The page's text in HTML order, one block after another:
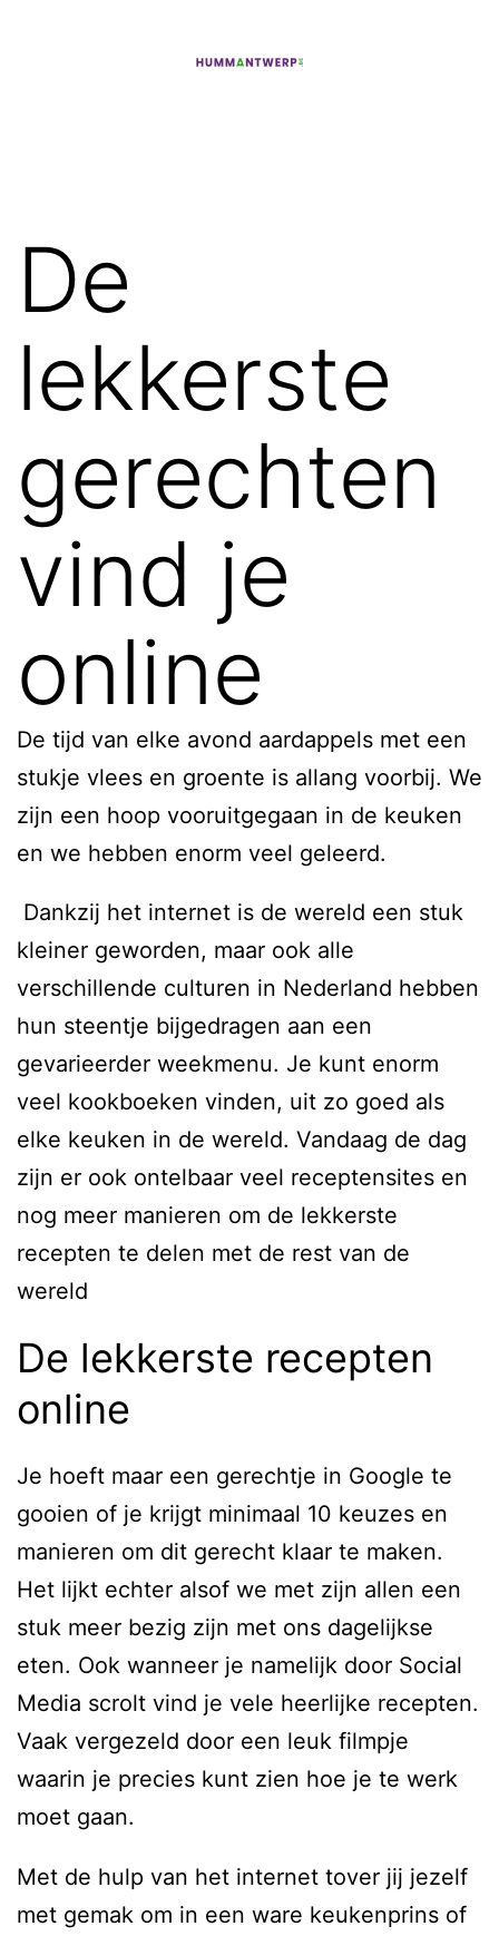
De
lekkerste
gerechten
vind je
online
De tijd van elke avond aardappels met een
stukje vlees en groente is allang voorbij. We
zijn een hoop vooruitgegaan in de keuken
en we hebben enorm veel geleerd.
Dankzij het internet is de wereld een stuk
kleiner geworden, maar ook alle
verschillende culturen in Nederland hebben
hun steentje bijgedragen aan een
gevarieerder weekmenu. Je kunt enorm
veel kookboeken vinden, uit zo goed als
elke keuken in de wereld. Vandaag de dag
zijn er ook ontelbaar veel receptensites en
nog meer manieren om de lekkerste
recepten te delen met de rest van de
wereld
De lekkerste recepten
online
Je hoeft maar een gerechtje in Google te
gooien of je krijgt minimaal 10 keuzes en
manieren om dit gerecht klaar te maken.
Het lijkt echter alsof we met zijn allen een
stuk meer bezig zijn met ons dagelijkse
eten. Ook wanneer je namelijk door Social
Media scrolt vind je vele heerlijke recepten.
Vaak vergezeld door een leuk filmpje
waarin je precies kunt zien hoe je te werk
moet gaan.
Met de hulp van het internet tover jij jezelf
met gemak om in een ware keukenprins of